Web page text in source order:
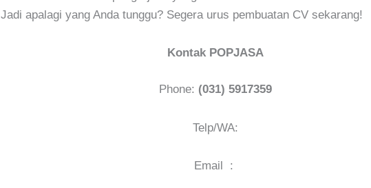
Jadi apalagi yang Anda tunggu? Segera urus pembuatan CV sekarang!
Kontak POPJASA
Phone: (031) 5917359
Telp/WA:
Email :